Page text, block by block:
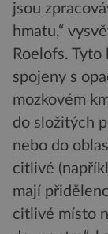
jsou
hmatu,“
Roelofs.
spojeny s
mozkovém
do složitých
nebo do
citlivé
mají
citlivé místo